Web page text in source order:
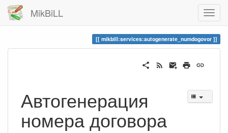
MikBiLL
mikbill:services:autogenerate_numdogovor
Автогенерация
номера договора